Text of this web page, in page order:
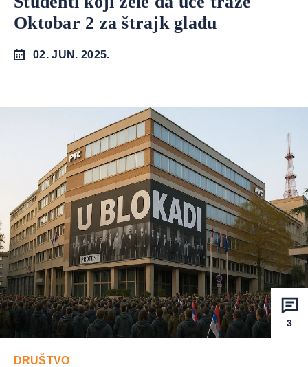
Oktobar 2 za štrajk glađu
02. JUN. 2025.
3
DRUŠTVO